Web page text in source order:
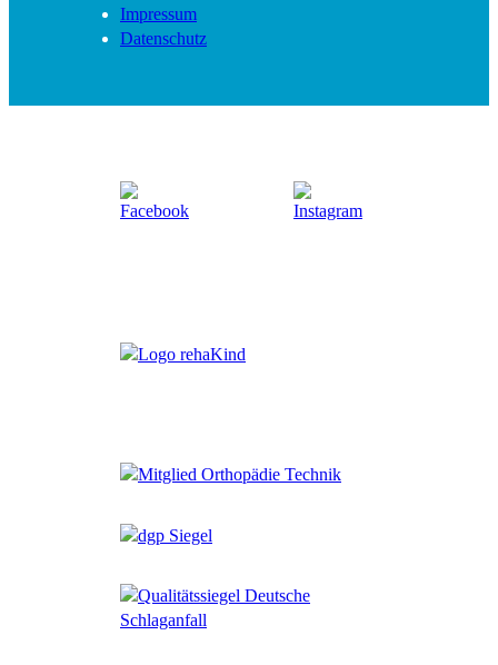
Impressum
Datenschutz